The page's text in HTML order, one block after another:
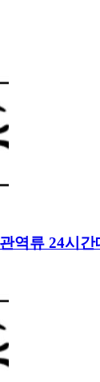
역류 24시